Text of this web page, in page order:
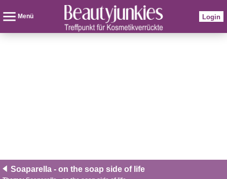
Menü Login
Soaparella - on the soap side of life